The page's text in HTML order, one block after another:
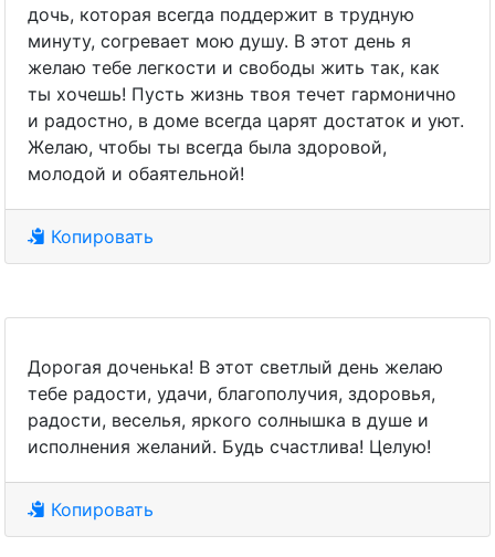
дочь, которая всегда поддержит в трудную
минуту, согревает мою душу. В этот день я
желаю тебе легкости и свободы жить так, как
ты хочешь! Пусть жизнь твоя течет гармонично
и радостно, в доме всегда царят достаток и уют.
Желаю, чтобы ты всегда была здоровой,
молодой и обаятельной!
Копировать
Дорогая доченька! В этот светлый день желаю
тебе радости, удачи, благополучия, здоровья,
радости, веселья, яркого солнышка в душе и
исполнения желаний. Будь счастлива! Целую!
Копировать